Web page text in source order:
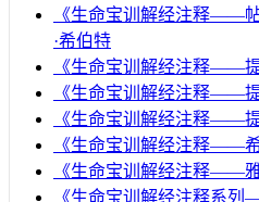
《生命宝训解经注释——
·希伯特
《生命宝训解经注释——
《生命宝训解经注释——
《生命宝训解经注释——
《生命宝训解经注释——
《生命宝训解经注释——
《生命宝训解经注释系